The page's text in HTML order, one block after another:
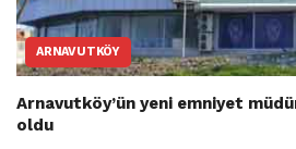
ARNAVUTKÖY
Arnavutköy’ün yeni emniyet
oldu